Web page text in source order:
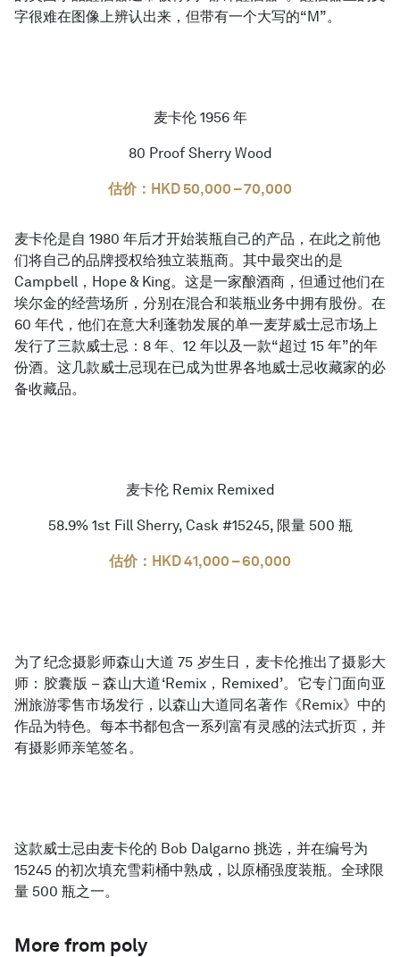
字很难在图像上辨认出来，但带有一个大写的“M”。
麦卡伦 1956 年
80 Proof Sherry Wood
估价：HKD 50,000 – 70,000
麦卡伦是自 1980 年后才开始装瓶自己的产品，在此之前他
们将自己的品牌授权给独立装瓶商。其中最突出的是
Campbell，Hope & King。这是一家酿酒商，但通过他们在
埃尔金的经营场所，分别在混合和装瓶业务中拥有股份。在
60 年代，他们在意大利蓬勃发展的单一麦芽威士忌市场上
发行了三款威士忌：8 年、12 年以及一款“超过 15 年”的年
份酒。这几款威士忌现在已成为世界各地威士忌收藏家的必
备收藏品。
麦卡伦 Remix Remixed
58.9% 1st Fill Sherry, Cask #15245, 限量 500 瓶
估价：HKD 41,000 – 60,000
为了纪念摄影师森山大道 75 岁生日，麦卡伦推出了摄影大
师：胶囊版 – 森山大道‘Remix，Remixed’。它专门面向亚
洲旅游零售市场发行，以森山大道同名著作《Remix》中的
作品为特色。每本书都包含一系列富有灵感的法式折页，并
有摄影师亲笔签名。
这款威士忌由麦卡伦的 Bob Dalgarno 挑选，并在编号为
15245 的初次填充雪莉桶中熟成，以原桶强度装瓶。全球限
量 500 瓶之一。
More from poly